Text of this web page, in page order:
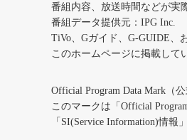
番組内容、放送時間などが実
番組データ提供元：IPG Inc.
TiVo、Gガイド、G-GUIDE、
このホームページに掲載して
Official Program Data Mark（
このマークは「Official
「SI(Service Information)情